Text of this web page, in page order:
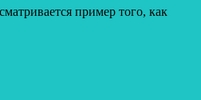
пример того, как